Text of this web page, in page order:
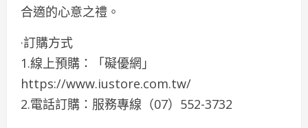
合適的心意之禮。
·訂購方式
1.線上預購：「礙優網」
https://www.iustore.com.tw/
2.電話訂購：服務專線（07）552-3732